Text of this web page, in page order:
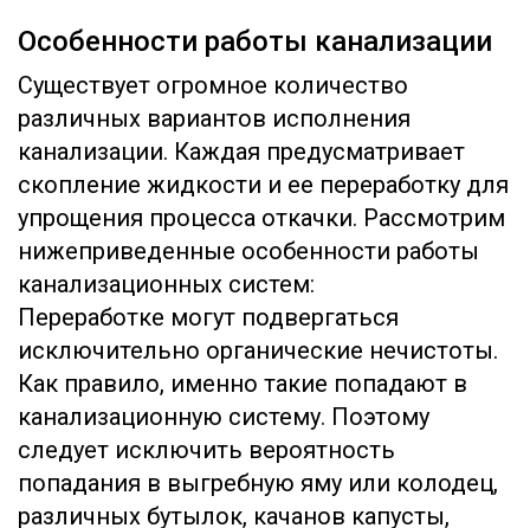
Особенности работы канализации
Существует огромное количество
различных вариантов исполнения
канализации. Каждая предусматривает
скопление жидкости и ее переработку для
упрощения процесса откачки. Рассмотрим
нижеприведенные особенности работы
канализационных систем:
Переработке могут подвергаться
исключительно органические нечистоты.
Как правило, именно такие попадают в
канализационную систему. Поэтому
следует исключить вероятность
попадания в выгребную яму или колодец,
различных бутылок, качанов капусты,